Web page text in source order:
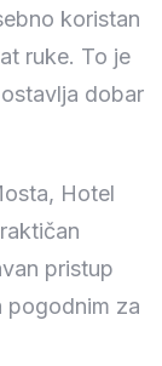
koristan
ruke. To je
dobar
Hotel
pristup
pogodnim za